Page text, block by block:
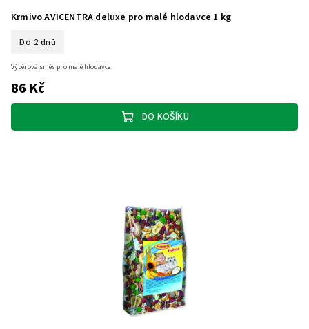
Krmivo AVICENTRA deluxe pro malé hlodavce 1 kg
Do 2 dnů
86 Kč
DO KOŠÍKU
Výběrová směs pro malé hlodavce.